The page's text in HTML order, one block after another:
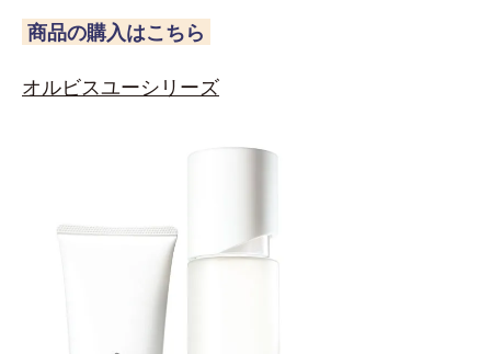
商品の購入はこちら
オルビスユーシリーズ